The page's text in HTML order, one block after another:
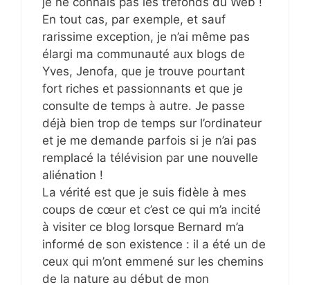
En tout cas, par exemple, et sauf
rarissime exception, je n’ai même pas
élargi ma communauté aux blogs de
Yves, Jenofa, que je trouve pourtant
fort riches et passionnants et que je
consulte de temps à autre. Je passe
déjà bien trop de temps sur l’ordinateur
et je me demande parfois si je n’ai pas
remplacé la télévision par une nouvelle
aliénation !
La vérité est que je suis fidèle à mes
coups de cœur et c’est ce qui m’a incité
à visiter ce blog lorsque Bernard m’a
informé de son existence : il a été un de
ceux qui m’ont emmené sur les chemins
de la nature au début de mon